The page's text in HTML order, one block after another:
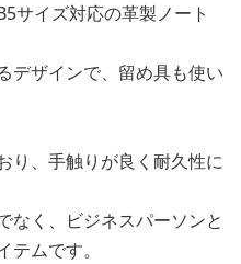
サイズ対応の革製ノート
デザインで、留め具も使い
り、手触りが良く耐久性に
なく、ビジネスパーソンと
ムです。